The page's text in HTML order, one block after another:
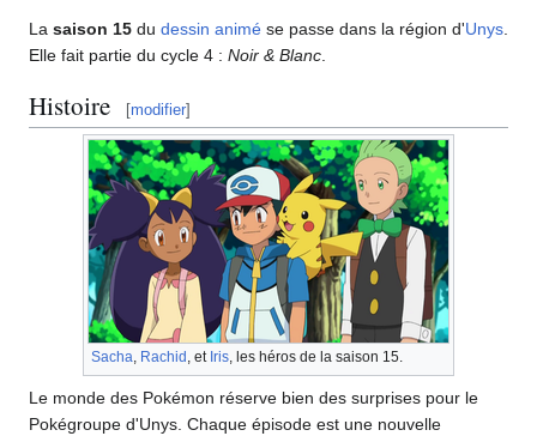
La saison 15 du dessin animé se passe dans la région d'Unys
Elle fait partie du cycle 4 : Noir & Blanc
Histoire [modifier]
Sacha, Rachid , et Iris, les héros de la saison 15.
Le monde des Pokémon réserve bien des surprises pour le
Pokégroupe d'Unys. Chaque épisode est une nouvelle